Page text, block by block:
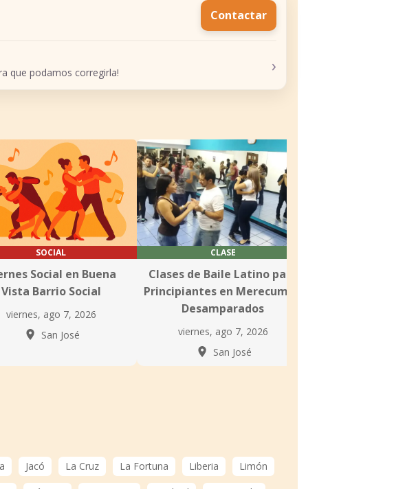
Contactar
que podamos corregirla! ›
SOCIAL
Social en Buena
Vista Barrio Social
viernes, ago 7, 2026
San José
CLASE
Clases de Baile Latino para
Principiantes en Merecumbé
Desamparados
viernes, ago 7, 2026
San José
Jacó La Cruz La Fortuna Liberia
Limón